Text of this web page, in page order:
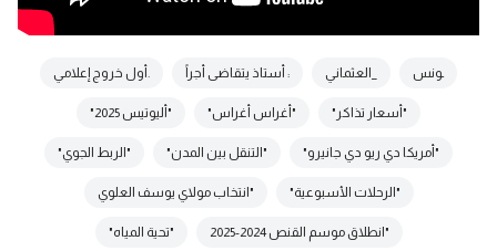
ـونس _العثماني : أستاذ يتقاضى أجراً .أول خروج إعلامي
"أسعار تذاكر" "أغراس أغراس" "أليوتيس 2025"
"أمريكا دي ريو دي جانيرو" "التنقل بين المدن" "الربط الجوي"
"الرحلات الأسبوعية" "انتخاب مولاي يوسف العلوي
"انطلاق موسم القنص 2024-2025 "تحية المياه"